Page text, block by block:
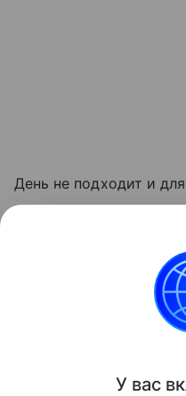
День не подходит и
манипуляции - шитье,
Религии
У вас